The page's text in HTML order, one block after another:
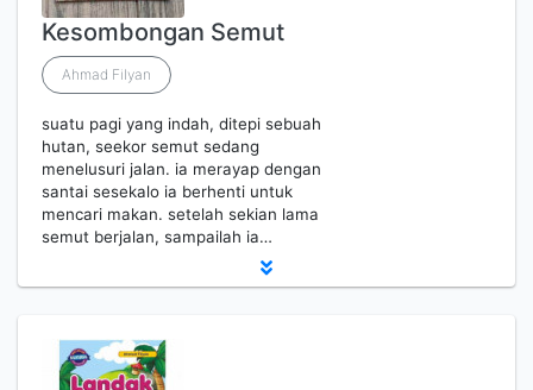
Kesombongan Semut
Ahmad Filyan
suatu pagi yang indah, ditepi sebuah
hutan, seekor semut sedang
menelusuri jalan. ia merayap dengan
santai sesekalo ia berhenti untuk
mencari makan. setelah sekian lama
semut berjalan, sampailah ia…